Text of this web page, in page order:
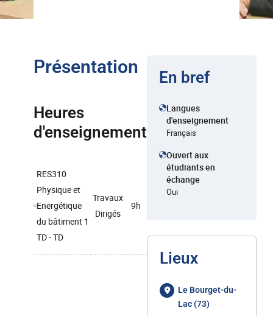
Présentation
Heures
d'enseignement
RES310
Physique et
Energétique
du bâtiment 1
TD - TD
Travaux
Dirigés
9h
En bref
Langues
d'enseignement
Français
Ouvert aux
étudiants en
échange
Oui
Lieux
Le Bourget-du-
Lac (73)